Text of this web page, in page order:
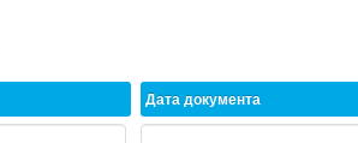
Дата документа